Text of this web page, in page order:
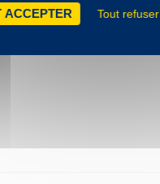
ACCEPTER Tout refuser